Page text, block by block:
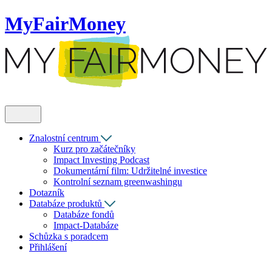
MyFairMoney
Znalostní centrum
Kurz pro začátečníky
Impact Investing Podcast
Dokumentární film: Udržitelné investice
Kontrolní seznam greenwashingu
Dotazník
Databáze produktů
Databáze fondů
Impact-Databáze
Schůzka s poradcem
Přihlášení